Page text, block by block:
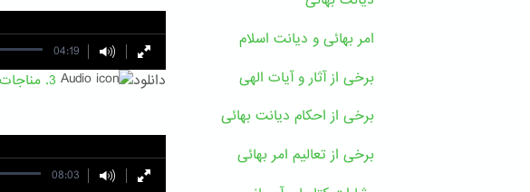
04:19
دانلود 3. مناجات حضرت بهاءالله در دستگاه اصفهان
08:03
امر بهائی و دیانت اسلام
برخی از آثار و آیات الهی
برخی از احکام دیانت بهائی
برخی از تعالیم امر بهائی